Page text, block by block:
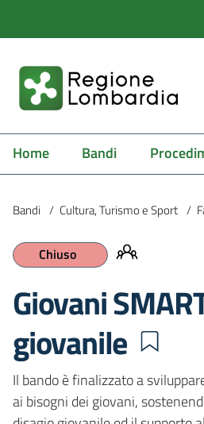
Home Bandi
Bandi / Cultura, Turismo e Sport /
Chiuso
Giovani
giovanile
Il bando è finalizzato a
ai bisogni dei giovani,